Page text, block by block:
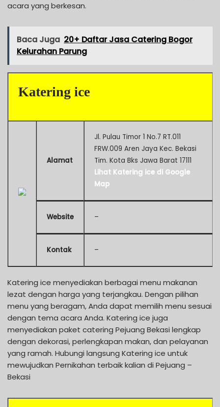
acara yang berkesan.
Baca Juga 20+ Daftar Jasa Catering Bogor
Kelurahan Parung
Katering ice
Alamat
Jl. Pulau Timor 1 No.7 RT.011
FRW.009 Aren Jaya Kec. Bekasi
Tim. Kota Bks Jawa Barat 17111
Lihat Katering ice di Google
Map
Website –
Kontak –
Katering ice menyediakan berbagai menu makanan
lezat dengan harga yang terjangkau. Dengan pilihan
menu yang beragam, Anda dapat memilih menu sesuai
dengan tema acara Anda. Katering ice juga
menyediakan paket catering Pejuang Bekasi lengkap
dengan dekorasi, perlengkapan makan, dan pelayanan
yang ramah. Hubungi langsung Katering ice untuk
mewujudkan Pernikahan terbaik kalian di Pejuang –
Bekasi